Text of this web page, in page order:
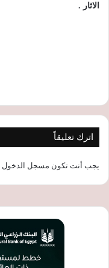
الاثار .
اترك تعليقاً
يجب أنت تكون مسجل الدخول